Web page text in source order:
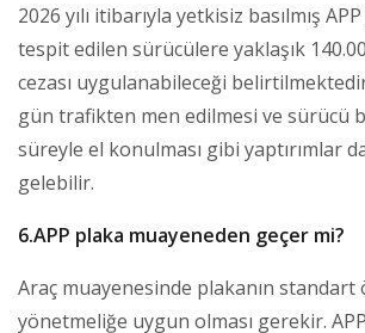
2026 yılı itibarıyla yetkisiz basılmış
tespit edilen sürücülere yaklaşık
cezası uygulanabileceği
gün trafikten men edilmesi ve sürücü
süreyle el konulması gibi yaptırımlar
gelebilir.
6.APP plaka muayeneden geçer mi?
Araç muayenesinde plakanın standart
yönetmeliğe uygun olması gerekir.